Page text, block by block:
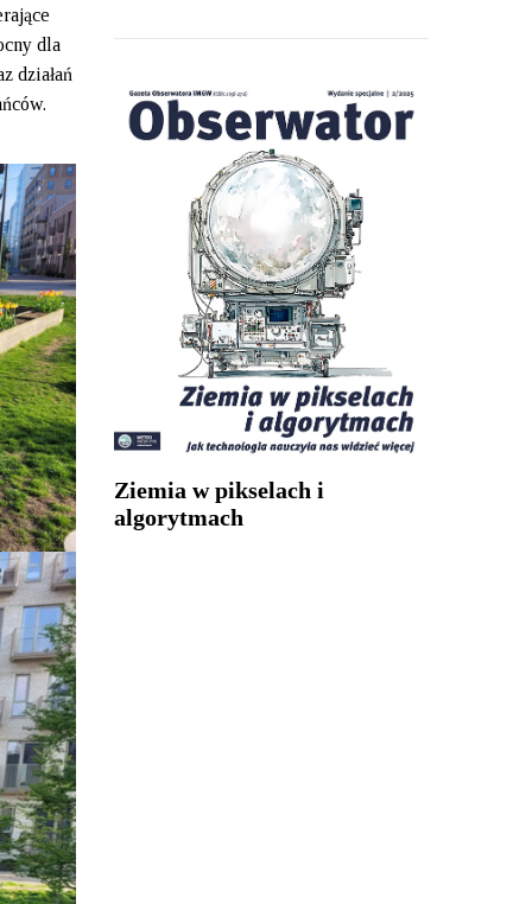
dla
działań
Ziemia w pikselach i
algorytmach